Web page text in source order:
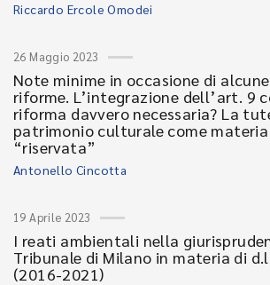
Riccardo Ercole Omodei
26 Maggio 2023
Note minime in occasione di
riforme. L’integrazione dell’art. 9
riforma davvero necessaria? La
patrimonio culturale come
“riservata”
Antonello Cincotta
19 Aprile 2023
I reati ambientali nella
Tribunale di Milano in materia di
(2016-2021)